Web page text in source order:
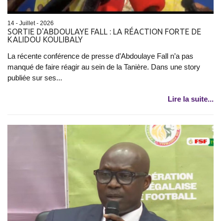
14 - Juillet - 2026
SORTIE D'ABDOULAYE FALL : LA RÉACTION FORTE DE
KALIDOU KOULIBALY
La récente conférence de presse d’Abdoulaye Fall n’a pas
manqué de faire réagir au sein de la Tanière. Dans une story
publiée sur ses...
Lire la suite...